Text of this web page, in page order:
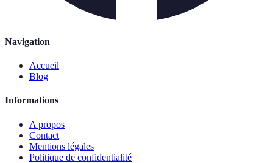
Navigation
Accueil
Blog
Informations
A propos
Contact
Mentions légales
Politique de confidentialité